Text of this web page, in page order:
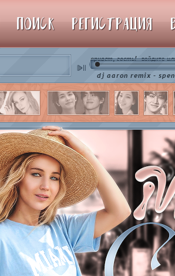
♫ dj aaron remix - spencer hill
ПОИСК РЕГИСТРАЦИЯ
привет, гость! войдите